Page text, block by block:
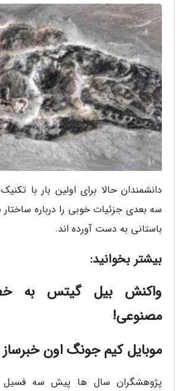
دانشمندان حالا برای اولین بار با
سه بعدی جزئیات خوبی را درباره ساختار
باستانی به دست آورده اند.
بیشتر بخوانید:
واکنش بیل گیتس به
مصنوعی!
موبایل کیم جونگ اون